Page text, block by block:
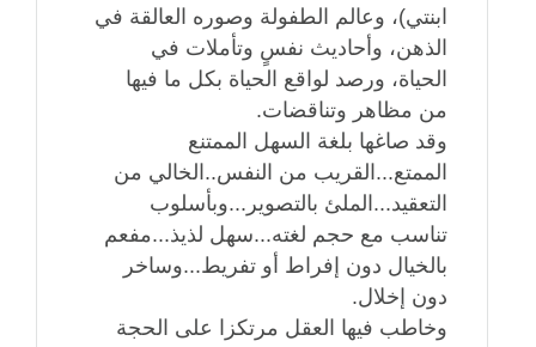
ابنتي)، وعالم الطفولة وصوره العالقة في
الذهن، وأحاديث نفسٍ وتأملات في
الحياة، ورصد لواقع الحياة بكل ما فيها
من مظاهر وتناقضات.
وقد صاغها بلغة السهل الممتنع
الممتع...القريب من النفس..الخالي من
التعقيد...الملئ بالتصوير...وبأسلوب
تناسب مع حجم لغته...سهل لذيذ...مفعم
بالخيال دون إفراط أو تفريط...وساخر
دون إخلال.
وخاطب فيها العقل مرتكزا على الحجة